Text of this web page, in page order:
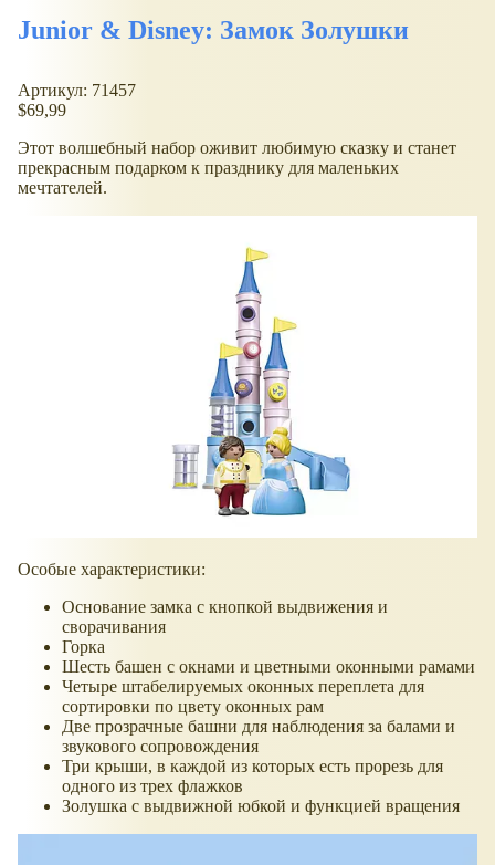
Junior & Disney: Замок Золушки
Артикул: 71457
$69,99
Этот волшебный набор оживит любимую сказку и станет
прекрасным подарком к празднику для маленьких
мечтателей.
Особые характеристики:
Основание замка с кнопкой выдвижения и
сворачивания
Горка
Шесть башен с окнами и цветными оконными рамами
Четыре штабелируемых оконных переплета для
сортировки по цвету оконных рам
Две прозрачные башни для наблюдения за балами и
звукового сопровождения
Три крыши, в каждой из которых есть прорезь для
одного из трех флажков
Золушка с выдвижной юбкой и функцией вращения